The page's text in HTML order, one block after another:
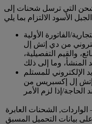
التي ترسل شحنات إلى
الفاتورة الأولية
من دي إتش إل
والقيم التفصيلية،
الإلكتروني للمستلم
إتش إل إكسبريس من
– الواردات, الشحنات العابرة
بيانات التحميل المسبق